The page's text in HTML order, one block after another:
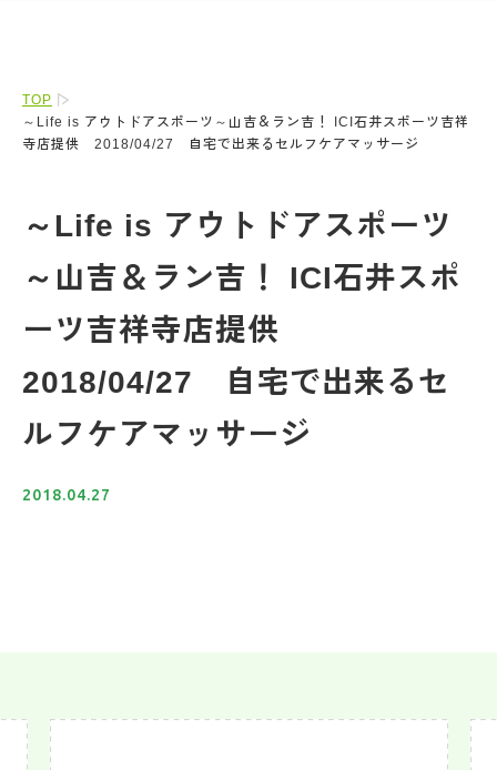
TOP
～Life is アウトドアスポーツ～山吉＆ラン吉！ ICI石井スポーツ吉祥
寺店提供 2018/04/27 自宅で出来るセルフケアマッサージ
～Life is アウトドアスポーツ
～山吉＆ラン吉！ ICI石井スポ
ーツ吉祥寺店提供
2018/04/27 自宅で出来るセ
ルフケアマッサージ
2018.04.27